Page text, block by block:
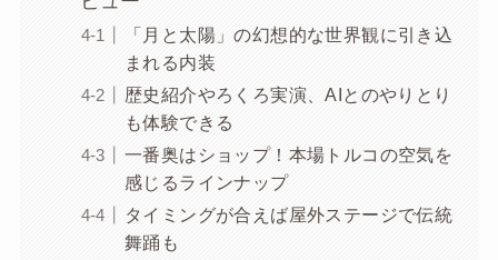
「月と太陽」の幻想的な世界観に引き込
まれる内装
歴史紹介やろくろ実演、AIとのやりとり
も体験できる
一番奥はショップ！本場トルコの空気を
感じるラインナップ
タイミングが合えば屋外ステージで伝統
舞踊も